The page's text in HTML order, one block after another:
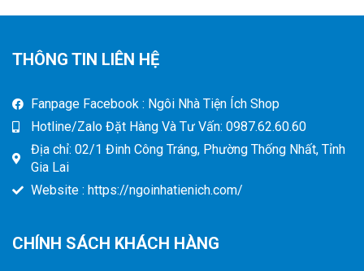
THÔNG TIN LIÊN HỆ
Fanpage Facebook : Ngôi Nhà Tiện Ích Shop
Hotline/Zalo Đặt Hàng Và Tư Vấn: 0987.62.60.60
Địa chỉ: 02/1 Đinh Công Tráng, Phường Thống Nhất, Tỉnh
Gia Lai
Website : https://ngoinhatienich.com/
CHÍNH SÁCH KHÁCH HÀNG